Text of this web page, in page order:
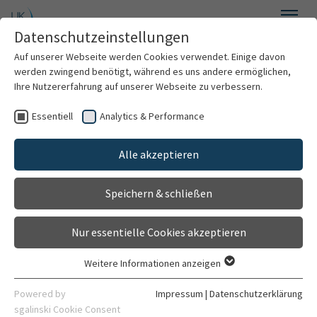
Zum Hauptinhalt springen
Willkommen
Patienten
Sponsoren
Academia
Pädiatrisches Klinisch-Pharmakologisches Studienzentrum
(paedKliPS)
UNSERE RÄUMLICHKEITEN
Datenschutzeinstellungen
Auf unserer Webseite werden Cookies verwendet. Einige davon
werden zwingend benötigt, während es uns andere ermöglichen,
Ihre Nutzererfahrung auf unserer Webseite zu verbessern.
Essentiell Analytics & Performance
Alle akzeptieren
Speichern & schließen
Nur essentielle Cookies akzeptieren
Essentielle Cookies werden für grundlegende Funktionen der
Webseite benötigt. Dadurch ist gewährleistet, dass die
Weitere Informationen anzeigen
Powered by
sgalinski Cookie Consent
Impressum | Datenschutzerklärung